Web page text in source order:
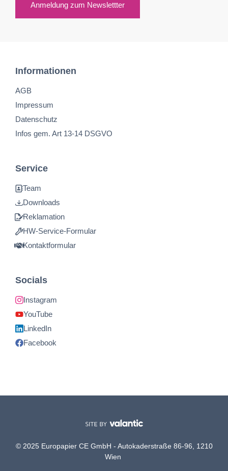
Anmeldung zum Newslettter
Informationen
AGB
Impressum
Datenschutz
Infos gem. Art 13-14 DSGVO
Service
Team
Downloads
Reklamation
HW-Service-Formular
Kontaktformular
Socials
Instagram
YouTube
LinkedIn
Facebook
© 2025 Europapier CE GmbH - Autokaderstraße 86-96, 1210
Wien